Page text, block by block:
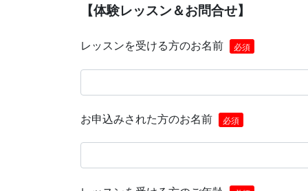
【体験レッスン＆お問合せ】
レッスンを受ける方のお名前 必須
お申込みされた方のお名前 必須